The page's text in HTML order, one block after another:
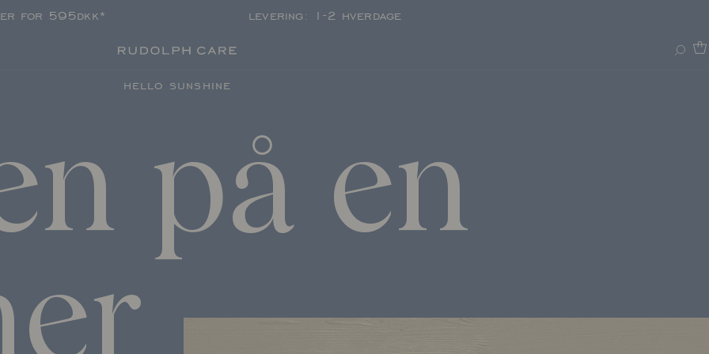
for 595dkk* levering: 1-2 hverdage
hello sunshine
på en